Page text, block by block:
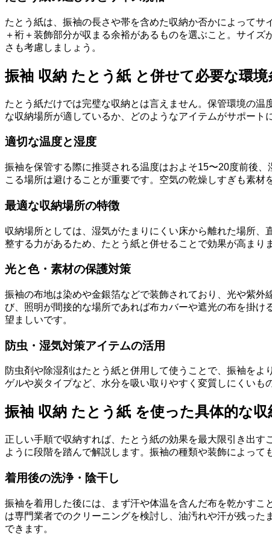
たとう紙は、振袖の長さや帯を含めた収納か否かによって
＋裄＋装飾部分が収まる余裕があるものを選ぶこと。サイ
さも考慮しましょう。
振袖 収納 たとう紙 と併せて必要な環境
たとう紙だけでは完璧な収納とは言えません。保管環境の
な収納場所が適しているか、どのようなアイテムがサポート
適切な温度と湿度
振袖を保管する際に推奨される温度はおよそ15〜20度前後
こる場所は避けることが重要です。空気の乾燥しすぎも素
最適な収納場所の特徴
収納場所としては、湿気がたまりにくい床から離れた場所
整する力があるため、たとう紙と併せることで効果が高まり
光と色・素材の保護対策
振袖の布地は染めや金銀箔などで装飾されており、光や紫
び、照明が間接的な場所であれば布カバーや遮光の布を掛
望ましいです。
防虫・湿気対策アイテムの活用
防虫剤や除湿剤はたとう紙と併用して使うことで、振袖を
ゲルや炭タイプなど、水分を吸い取りやすく変質しにくいも
振袖 収納 たとう紙 を使った具体的な収
正しい手順で収納すれば、たとう紙の効果を最大限引き出
ように段階を踏んで解説します。振袖の種類や装飾によって
着用後の洗浄・陰干し
振袖を着用した後には、まず汗や体温を含んだ布を乾かす
は専門業者でのクリーニングを検討し、油汚れや汗が残っ
できます。